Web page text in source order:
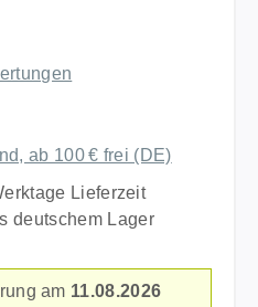
ab 100 € frei (DE)
Lieferzeit
deutschem Lager
am 11.08.2026